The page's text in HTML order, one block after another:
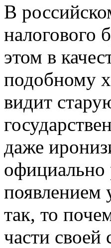
В
налогового
этом в
подобному
видит
даже
официально
появлением
так, то
части своей